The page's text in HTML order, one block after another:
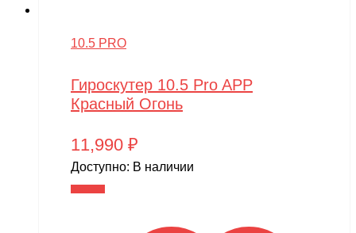
10.5 PRO
Гироскутер 10.5 Pro APP
Красный Огонь
11,990 ₽
Доступно: В наличии